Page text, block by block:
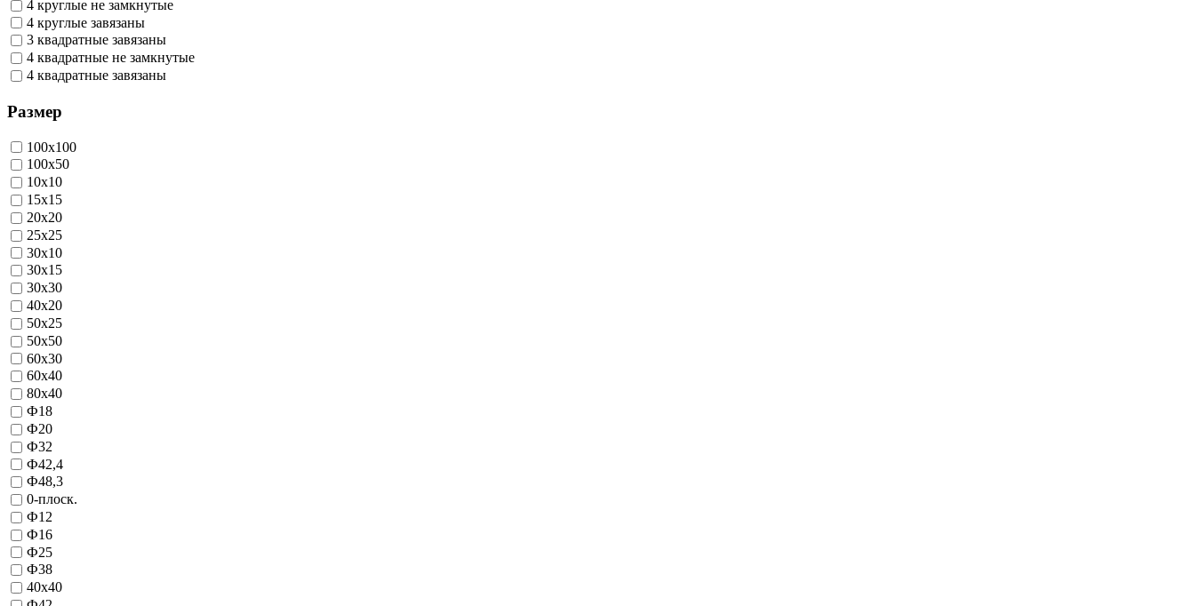
4 круглые не замкнутые
4 круглые завязаны
3 квадратные завязаны
4 квадратные не замкнутые
4 квадратные завязаны
Размер
100х100
100х50
10х10
15х15
20х20
25х25
30х10
30х15
30х30
40х20
50х25
50х50
60х30
60х40
80х40
Ф18
Ф20
Ф32
Ф42,4
Ф48,3
0-плоск.
Ф12
Ф16
Ф25
Ф38
40х40